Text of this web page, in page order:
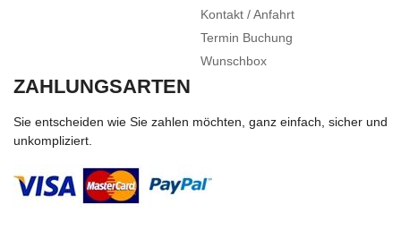
Kontakt / Anfahrt
Termin Buchung
Wunschbox
ZAHLUNGSARTEN
Sie entscheiden wie Sie zahlen möchten, ganz einfach, sicher und
unkompliziert.